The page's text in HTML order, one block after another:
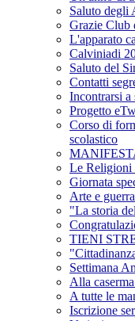
Saluto degli
Grazie Club
L'apparato
Calviniadi
Saluto del
Contatti
Incontrarsi
Progetto
Corso di
scolastico
Le Religioni
Giornata
Arte e
"La storia
TIENI
Settimana
Alla
A tutte le
Iscrizione